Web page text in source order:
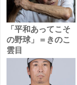
「平和あってこそ
の野球」＝きのこ
雲目